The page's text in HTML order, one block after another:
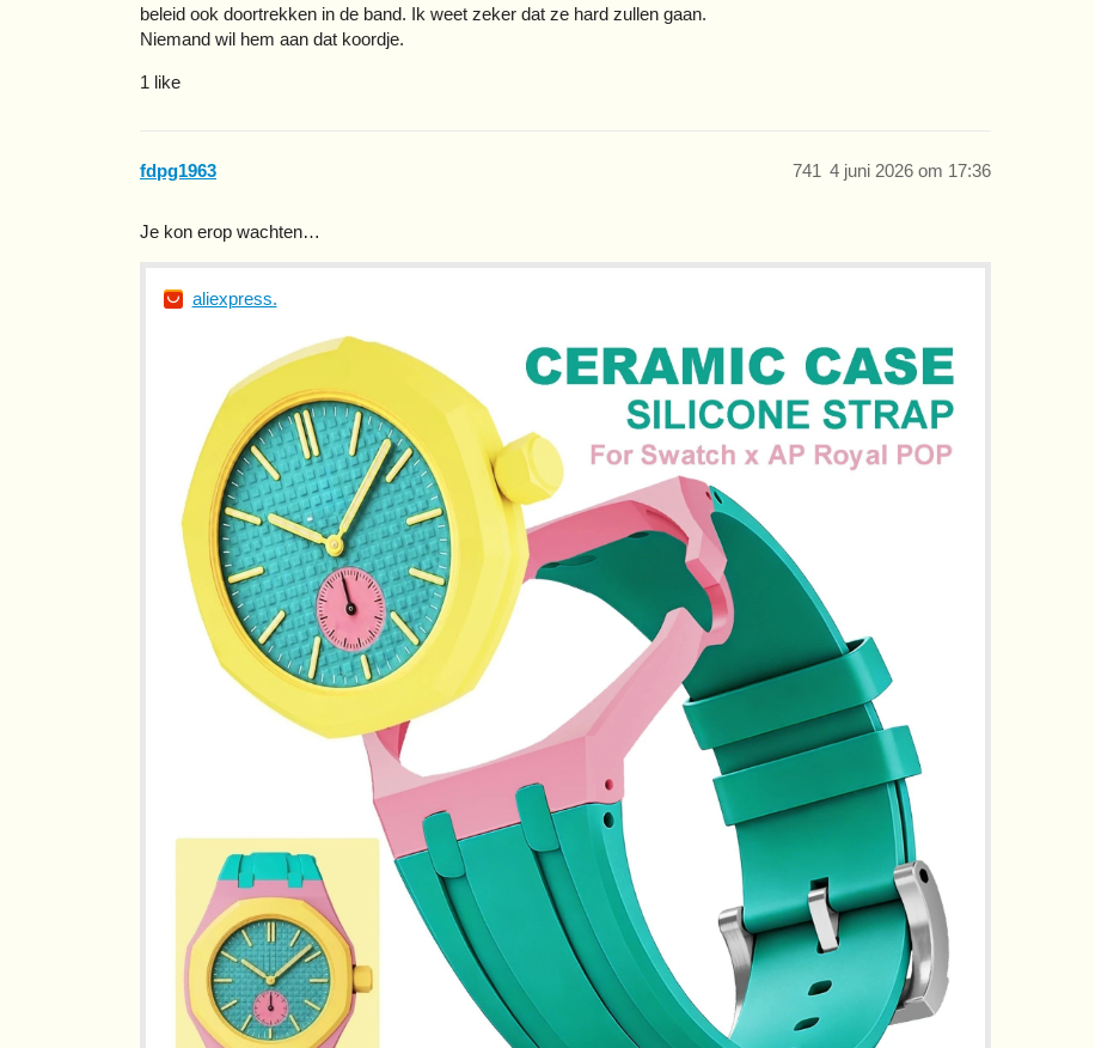
beleid ook doortrekken in de band. Ik weet zeker dat ze hard zullen gaan.
Niemand wil hem aan dat koordje.
1 like
fdpg1963 4 juni 2026 om 17:36
741
Je kon erop wachten…
aliexpress.